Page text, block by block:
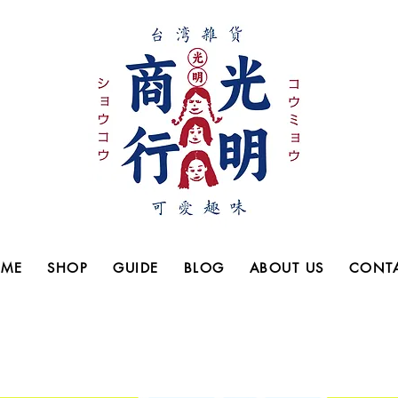
SHOP GUIDE BLOG ABOUT US